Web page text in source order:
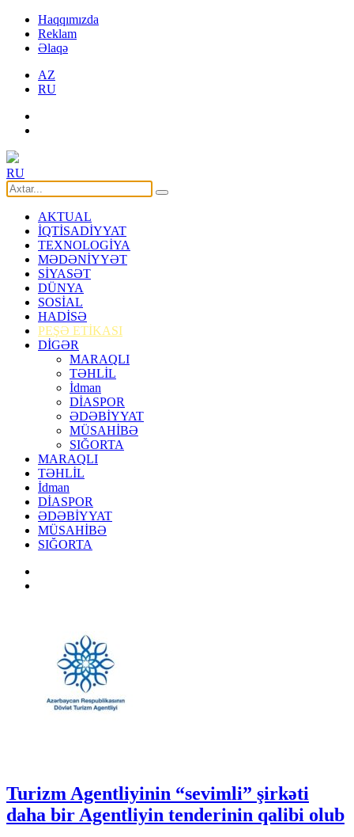
Haqqımızda
Reklam
Əlaqə
AZ
RU
RU
AKTUAL
İQTİSADİYYAT
TEXNOLOGİYA
MƏDƏNİYYƏT
SİYASƏT
DÜNYA
SOSİAL
HADİSƏ
PEŞƏ ETİKASI
DİGƏR
MARAQLI
TƏHLİL
İdman
DİASPOR
ƏDƏBİYYAT
MÜSAHİBƏ
SIĞORTA
MARAQLI
TƏHLİL
İdman
DİASPOR
ƏDƏBİYYAT
MÜSAHİBƏ
SIĞORTA
Turizm Agentliyinin “sevimli” şirkəti
daha bir Agentliyin tenderinin qalibi olub